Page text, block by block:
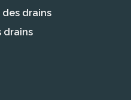
drains
drains